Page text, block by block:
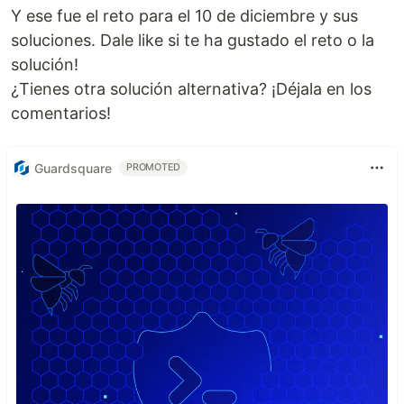
Y ese fue el reto para el 10 de diciembre y sus
soluciones. Dale like si te ha gustado el reto o la
solución!
¿Tienes otra solución alternativa? ¡Déjala en los
comentarios!
Guardsquare PROMOTED